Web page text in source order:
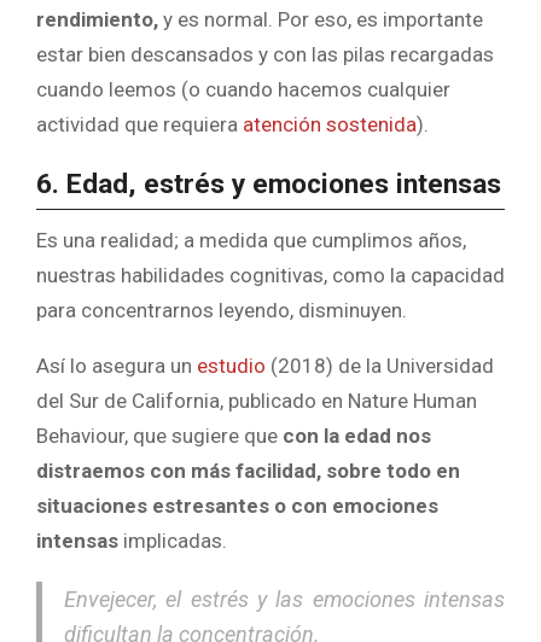
rendimiento, y es normal. Por eso, es importante
estar bien descansados y con las pilas recargadas
cuando leemos (o cuando hacemos cualquier
actividad que requiera atención sostenida).
6. Edad, estrés y emociones intensas
Es una realidad; a medida que cumplimos años,
nuestras habilidades cognitivas, como la capacidad
para concentrarnos leyendo, disminuyen.
Así lo asegura un estudio (2018) de la Universidad
del Sur de California, publicado en Nature Human
Behaviour, que sugiere que con la edad nos
distraemos con más facilidad, sobre todo en
situaciones estresantes o con emociones
intensas implicadas.
Envejecer, el estrés y las emociones intensas
dificultan la concentración.